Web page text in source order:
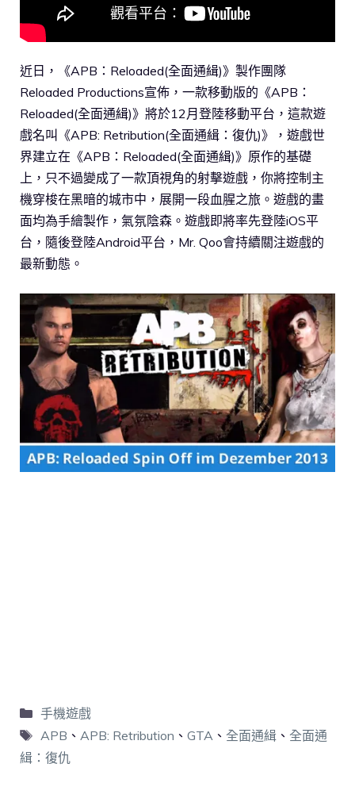
近日，《APB：Reloaded(全面通緝)》製作團隊
Reloaded Productions宣佈，一款移動版的《APB：
Reloaded(全面通緝)》將於12月登陸移動平台，這款遊
戲名叫《APB: Retribution(全面通緝：復仇)》，遊戲世
界建立在《APB：Reloaded(全面通緝)》原作的基礎
上，只不過變成了一款頂視角的射擊遊戲，你將控制主
機穿梭在黑暗的城市中，展開一段血腥之旅。遊戲的畫
面均為手繪製作，氣氛陰森。遊戲即將率先登陸iOS平
台，隨後登陸Android平台，Mr. Qoo會持續關注遊戲的
最新動態。
手機遊戲
APB 、 APB: Retribution 、 GTA、 全面通緝、 全面通
緝：復仇